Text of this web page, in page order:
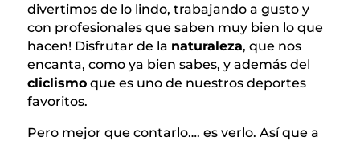
divertimos de lo lindo, trabajando a gusto y
con profesionales que saben muy bien lo que
hacen! Disfrutar de la naturaleza, que nos
encanta, como ya bien sabes, y además del
cliclismoque es uno de nuestros deportes
favoritos.
Pero mejor que contarlo…. es verlo. Así que a